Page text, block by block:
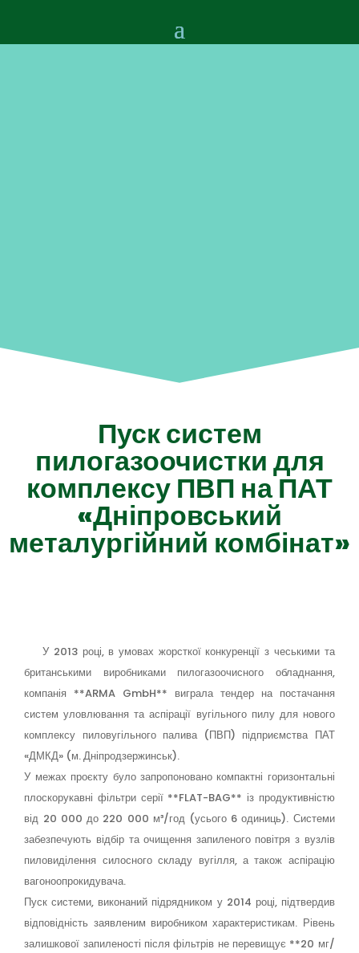
Пуск систем
пилогазоочистки для
комплексу ПВП на ПАТ
«Дніпровський
металургійний комбінат»
У 2013 році, в умовах жорсткої конкуренції з чеськими та
британськими виробниками пилогазоочисного обладнання,
компанія **ARMA GmbH** виграла тендер на постачання
систем уловлювання та аспірації вугільного пилу для нового
комплексу пиловугільного палива (ПВП) підприємства ПАТ
«ДМКД» (м. Дніпродзержинськ).
У межах проєкту було запропоновано компактні горизонтальні
плоскорукавні фільтри серії **FLAT-BAG** із продуктивністю
від 20 000 до 220 000 м³/год (усього 6 одиниць). Системи
забезпечують відбір та очищення запиленого повітря з вузлів
пиловиділення силосного складу вугілля, а також аспірацію
вагоноопрокидувача.
Пуск системи, виконаний підрядником у 2014 році, підтвердив
відповідність заявленим виробником характеристикам. Рівень
залишкової запиленості після фільтрів не перевищує **20 мг/